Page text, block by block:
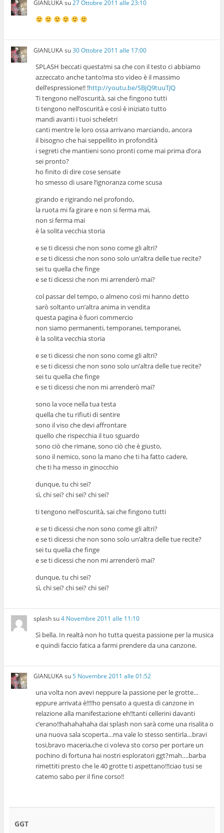
GIANLUKAsu27 Ottobre 2011 alle 23:10
GIANLUKAsu30 Ottobre 2011 alle 17:00
SPLASH beccati questa!mi sa che con il testo ci abbiamo
azzeccato anche tanto!ma sto video è il massimo
dell’espressione!! !http://youtu.be/SBjQ9tuuTJQ
Ti tengono nell’oscurità, sai che fingono tutti
ti tengono nell’oscurità e così è iniziato tutto
mandi avanti i tuoi scheletri
canti mentre le loro ossa arrivano marciando, ancora
il bisogno che hai seppellito in profondità
i segreti che mantieni sono pronti come mai prima d’ora
sei pronto?
ho finito di dire cose sensate
ho smesso di usare l’ignoranza come scusa
girando e rigirando nel profondo,
la ruota mi fa girare e non si ferma mai,
non si ferma mai
è la solita vecchia storia
e se ti dicessi che non sono come gli altri?
e se ti dicessi che non sono solo un’altra delle tue recite?
sei tu quella che finge
e se ti dicessi che non mi arrenderò mai?
col passar del tempo, o almeno così mi hanno detto
sarò soltanto un’altra anima in vendita
questa pagina è fuori commercio
non siamo permanenti, temporanei, temporanei,
è la solita vecchia storia
e se ti dicessi che non sono come gli altri?
e se ti dicessi che non sono solo un’altra delle tue recite?
sei tu quella che finge
e se ti dicessi che non mi arrenderò mai?
sono la voce nella tua testa
quella che tu rifiuti di sentire
sono il viso che devi affrontare
quello che rispecchia il tuo sguardo
sono ciò che rimane, sono ciò che è giusto,
sono il nemico, sono la mano che ti ha fatto cadere,
che ti ha messo in ginocchio
dunque, tu chi sei?
sì, chi sei? chi sei? chi sei?
ti tengono nell’oscurità, sai che fingono tutti
e se ti dicessi che non sono come gli altri?
e se ti dicessi che non sono solo un’altra delle tue recite?
sei tu quella che finge
e se ti dicessi che non mi arrenderò mai?
dunque, tu chi sei?
sì, chi sei? chi sei? chi sei?
splashsu4 Novembre 2011 alle 11:10
Sì bella. In realtà non ho tutta questa passione per la musica
e quindi faccio fatica a farmi prendere da una canzone.
GIANLUKAsu5 Novembre 2011 alle 01:52
una volta non avevi neppure la passione per le grotte…
eppure arrivata è!!!!ho pensato a questa di canzone in
relazione alla manifestazione eh!!tanti cellerini davanti
c’erano!!hahahahaha dai splash non sarà come una risalita o
una nuova sala scoperta…ma vale lo stesso sentirla…bravi
tosi,bravo maceria,che ci voleva sto corso per portare un
pochino di fortuna hai nostri esploratori ggt?mah….barba
rimettiti presto che le 40 grotte ti aspettano!!!ciao tusi se
catemo sabo per il fine corso!!
GGT